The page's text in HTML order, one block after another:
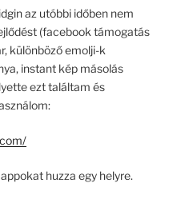
az utóbbi időben nem
(facebook támogatás
különböző emolji-k
instant kép másolás
ezt találtam és
huzza egy helyre.